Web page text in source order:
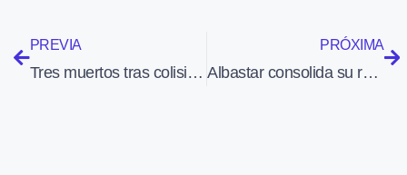
PREVIA
Tres muertos tras colisionar un helicóptero con las líneas de alta tensión en Puçol (Valencia)
PRÓXIMA
Albastar consolida su recuperación y busca un socio para acelerar su crecimiento